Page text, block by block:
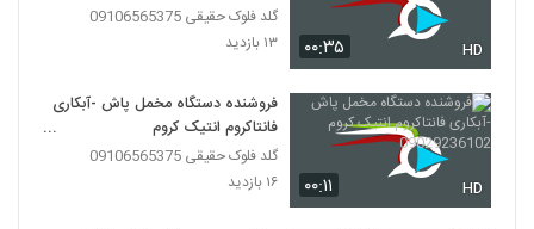
۰۰:۳۵ HD
گلد فلوک حقیقی 09106565375
۱۳ بازدید
۰۰:۱۱ HD
فروشنده دستگاه مخمل پاش -آبکاری
فانتاکروم انتیک کروم
09029236102
گلد فلوک حقیقی 09106565375
۱۶ بازدید